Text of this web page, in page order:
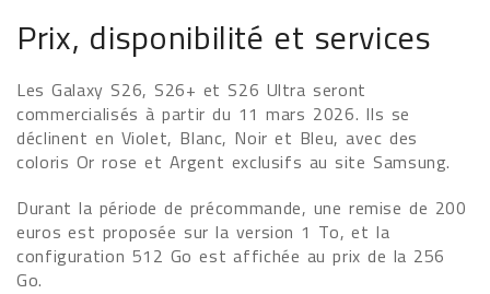
Prix, disponibilité et services
Les Galaxy S26, S26+ et S26 Ultra seront
commercialisés à partir du 11 mars 2026. Ils se
déclinent en Violet, Blanc, Noir et Bleu, avec des
coloris Or rose et Argent exclusifs au site Samsung.
Durant la période de précommande, une remise de 200
euros est proposée sur la version 1 To, et la
configuration 512 Go est affichée au prix de la 256
Go.